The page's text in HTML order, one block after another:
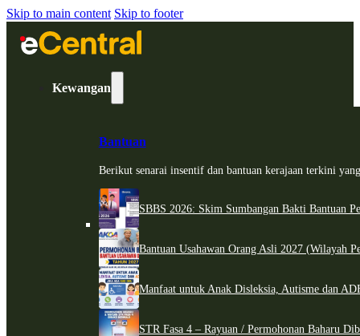
Skip to main content Skip to footer
Kewangan
Bantuan
Berikut senarai insentif dan bantuan kerajaan terkini
SBBS 2026: Skim Sumbangan Bakti Bantuan
Bantuan Usahawan Orang Asli 2027 (Wilayah
Manfaat untuk Anak Disleksia, Autisme dan
STR Fasa 4 – Rayuan / Permohonan Baharu